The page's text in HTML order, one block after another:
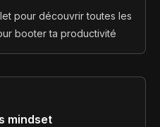
pour découvrir toutes les
booter ta productivité
mindset